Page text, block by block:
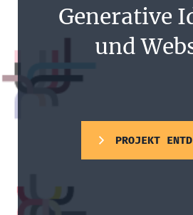
Generative
und
PROJEKT